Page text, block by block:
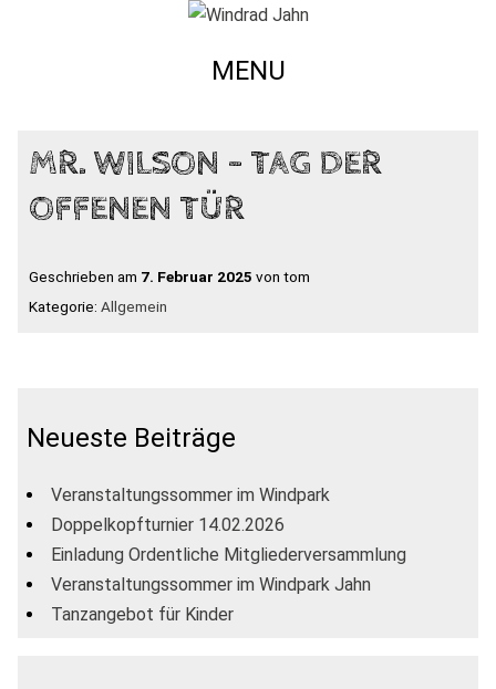
MENU
MR. WILSON – TAG DER
OFFENEN TÜR
Geschrieben am 7. Februar 2025 von tom
Kategorie: Allgemein
Neueste Beiträge
Veranstaltungssommer im Windpark
Doppelkopfturnier 14.02.2026
Einladung Ordentliche Mitgliederversammlung
Veranstaltungssommer im Windpark Jahn
Tanzangebot für Kinder